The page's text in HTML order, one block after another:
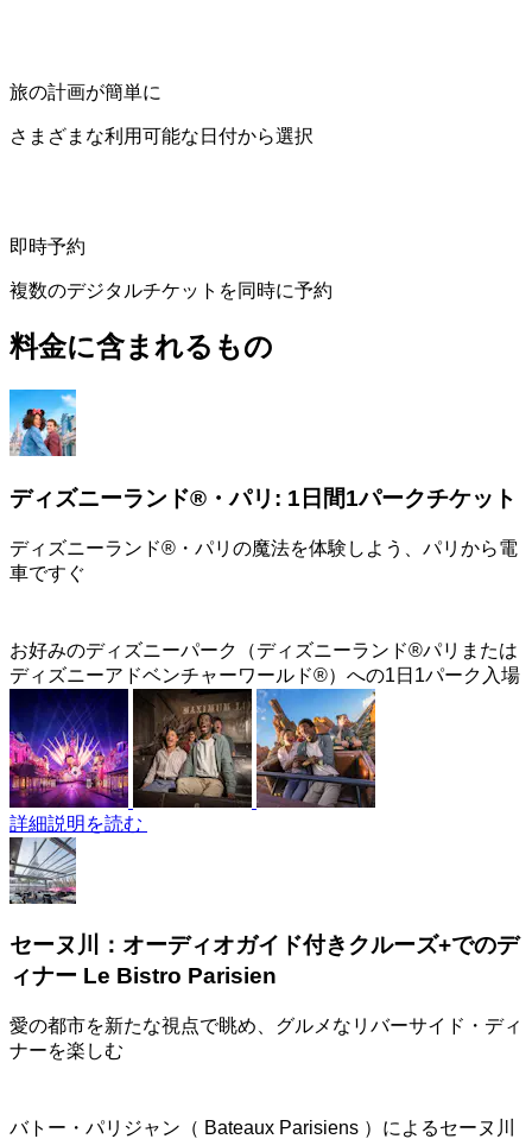
旅の計画が簡単に
さまざまな利用可能な日付から選択
即時予約
複数のデジタルチケットを同時に予約
料金に含まれるもの
ディズニーランド®・パリ: 1日間1パークチケット
ディズニーランド®・パリの魔法を体験しよう、パリから電
車ですぐ
お好みのディズニーパーク（ディズニーランド®パリまたは
ディズニーアドベンチャーワールド®）への1日1パーク入場
詳細説明を読む
セーヌ川：オーディオガイド付きクルーズ+でのデ
ィナー Le Bistro Parisien
愛の都市を新たな視点で眺め、グルメなリバーサイド・ディ
ナーを楽しむ
バトー・パリジャン（ Bateaux Parisiens ）によるセーヌ川